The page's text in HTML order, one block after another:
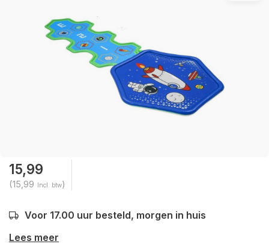
15,99
(15,99 Incl. btw)
Voor 17.00 uur besteld, morgen in huis
Lees meer